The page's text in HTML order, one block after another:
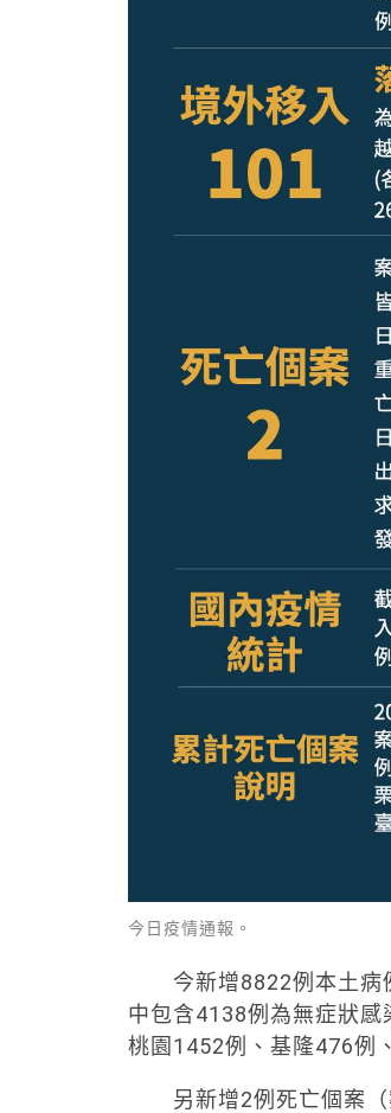
今日疫情通報。
今新增8822例本土病例
中包含4138例為無症狀
桃園1452例、基隆476例
另新增2例死亡個案（